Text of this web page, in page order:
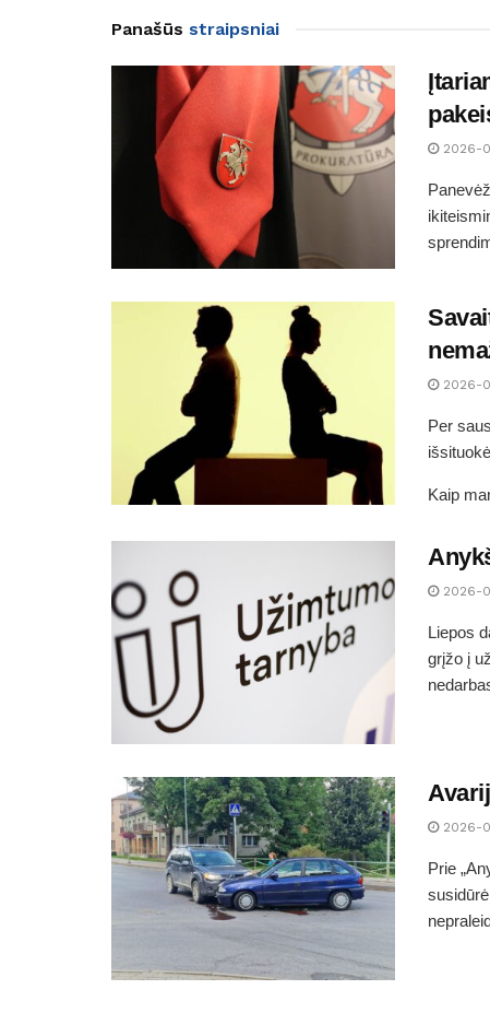
Panašūs straipsniai
2026-
2026-
Per
Kaip
2026-
Liepos
grįžo į
2026-
Prie